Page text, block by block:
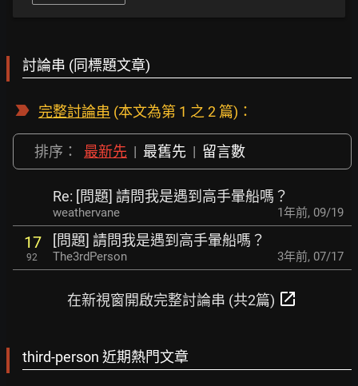
討論串 (同標題文章)
完整討論串 (本文為第 1 之 2 篇)：
排序： 最新先 | 最舊先 | 留言數
Re: [問題] 請問我是遇到高手暈船嗎？
weathervane 1年前, 09/19
17
92
[問題] 請問我是遇到高手暈船嗎？
The3rdPerson 3年前, 07/17
在新視窗開啟完整討論串 (共2篇) open_in_new
third-person 近期熱門文章